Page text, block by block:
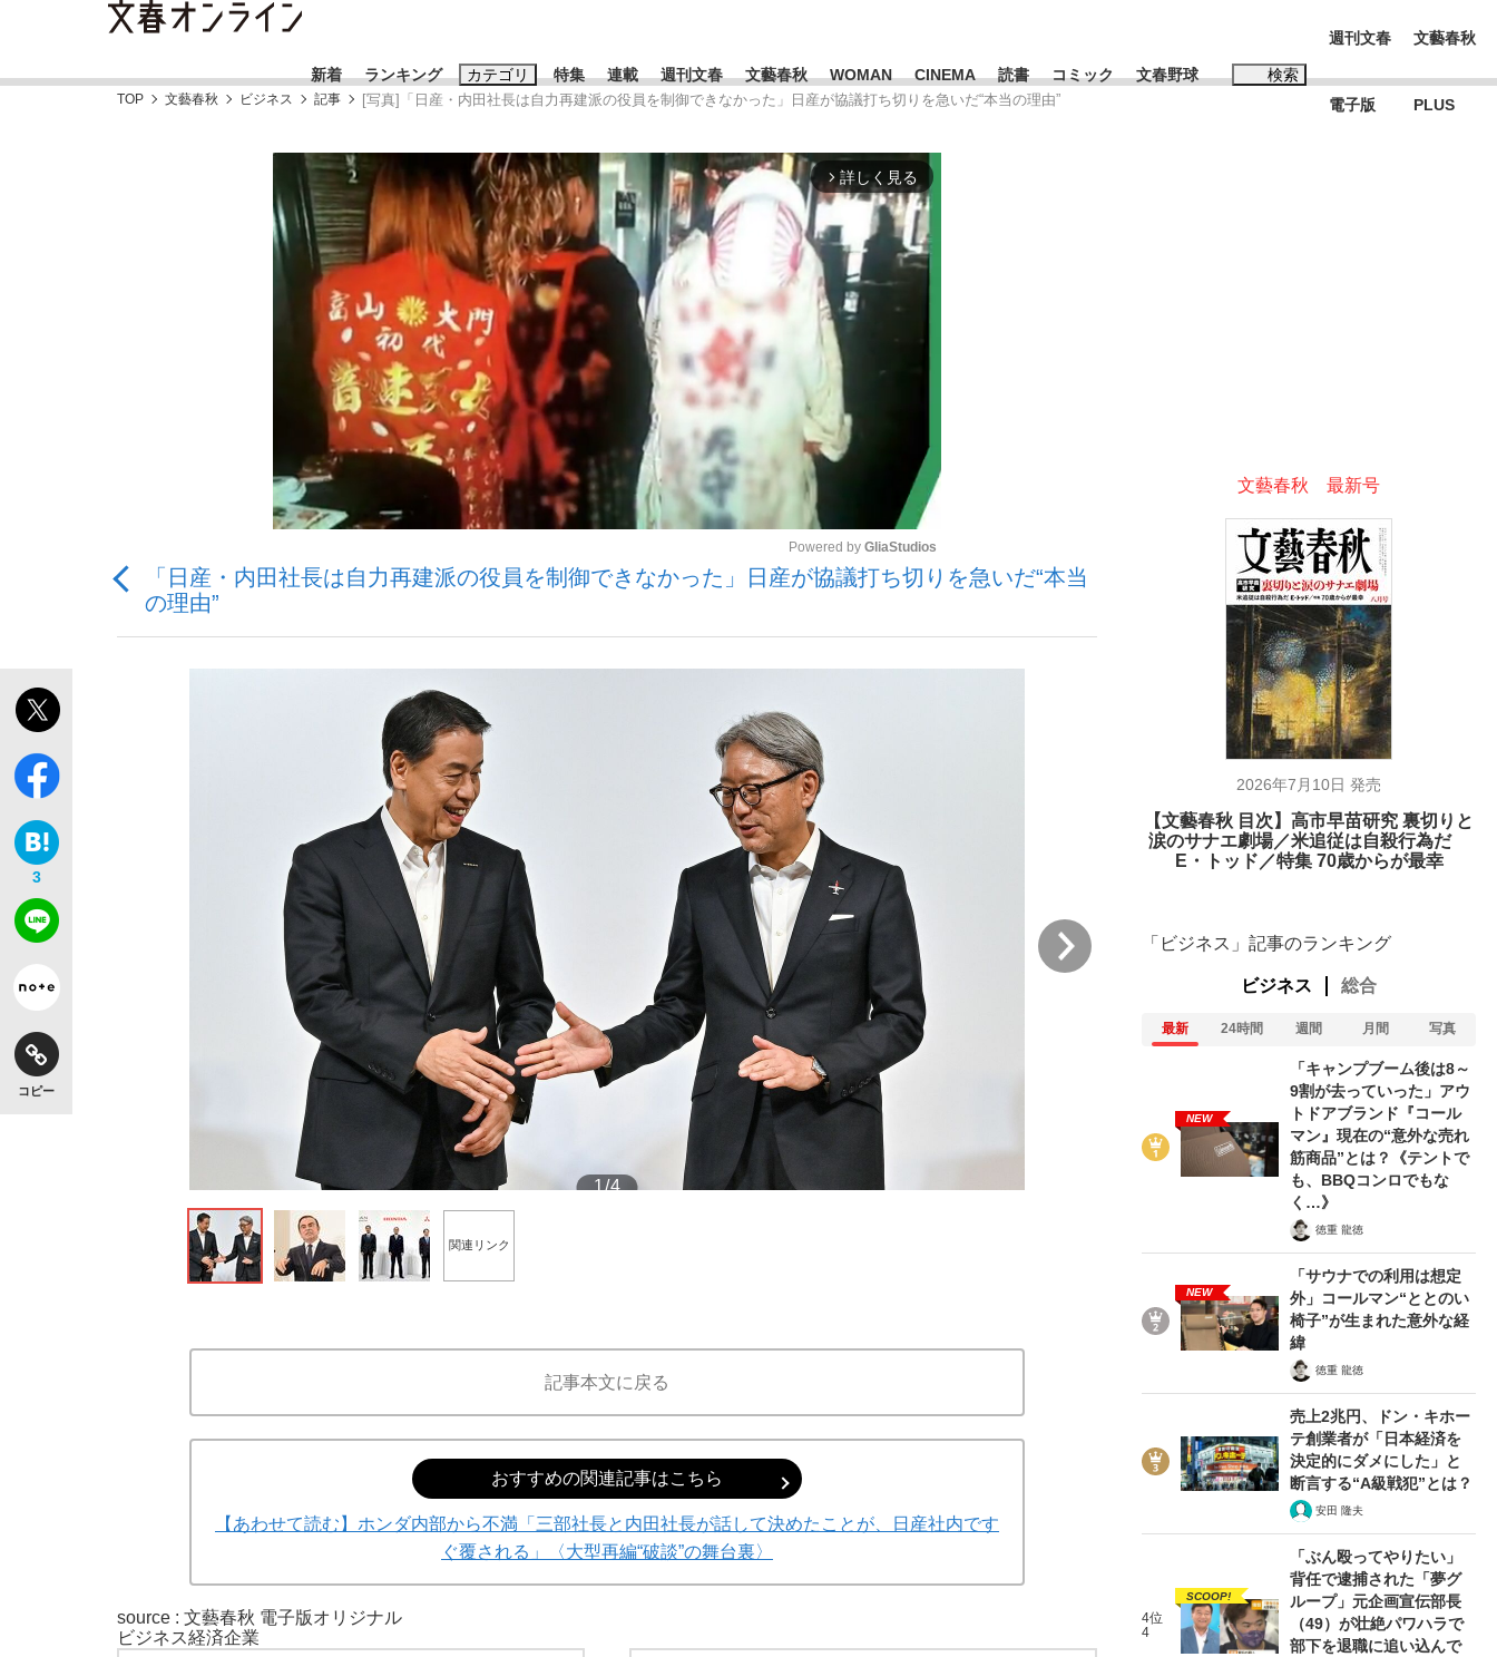
新着 ランキング カテゴリ
「90%は失敗する。でも…」本田圭佑が初めて明かした日本代表監督に... 「最悪の空気のまま解散」WBC日本代表“敗戦”の真実 選手が明かす...
「敗因分析は一切聞かれなかった」侍ジャパン選手が証言した“NPB聞... 「クマが悪者扱いされているのが悲しい」『北の国から』倉本聰氏（91...
「目標達成できなかったからと言って…」サッカー日本代表・森保一監督...
もっと見る
特集
観る将棋、読む将棋
いまさら聞けない資産運用のすべて
もっと見る
連載 週刊文春 文藝春秋 WOMAN CINEMA 読書 コミック 文春野球 検索
おすすめのキーワードタグ一覧
#三山凌輝 #高市早苗 #後藤真希 #森岡毅 #城彰二 #内田有紀
#玉木雄一郎
#亀和田武
週刊文春
電子版
文藝春秋
PLUS
TOP 文藝春秋 ビジネス 記事 [写真]「日産・内田社長は自力再建派の役員を制御できなかった」日産が協議打ち切りを急いだ“本当の理由”
arrow_forward_ios 詳しく見る
Powered by GliaStudios
「日産・内田社長は自力再建派の役員を制御できなかった」日産が協議打ち切りを急いだ“本当
の理由”
3
コピー
1/4
日産の内田誠社長（左）とホンダの三部敏宏社長 ©AFP＝時事
2/4
関連リンク
記事本文に戻る
おすすめの関連記事はこちら
【あわせて読む】ホンダ内部から不満「三部社長と内田社長が話して決めたことが、日産社内です
ぐ覆される」〈大型再編“破談”の舞台裏〉
source : 文藝春秋 電子版オリジナル
ビジネス経済企業
文藝春秋 最新号
2026年7月10日 発売
【文藝春秋 目次】高市早苗研究 裏切りと
涙のサナエ劇場／米追従は自殺行為だ
E・トッド／特集 70歳からが最幸
「ビジネス」記事のランキング
ビジネス 総合
最新 24時間 週間 月間 写真
NEW
「キャンプブーム後は8～
9割が去っていった」アウ
トドアブランド『コール
マン』現在の“意外な売れ
筋商品”とは？《テントで
も、BBQコンロでもな
く…》
徳重 龍徳
NEW
「サウナでの利用は想定
外」コールマン“ととのい
椅子”が生まれた意外な経
緯
徳重 龍徳
売上2兆円、ドン・キホー
テ創業者が「日本経済を
決定的にダメにした」と
断言する“A級戦犯”とは？
安田 隆夫
4位
4
SCOOP!
「ぶん殴ってやりたい」
背任で逮捕された「夢グ
ループ」元企画宣伝部長
（49）が壮絶パワハラで
部下を退職に追い込んで